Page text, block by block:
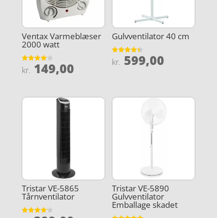
Ventax Varmeblæser
2000 watt
Vurderet
4
kr. 149,00
Gulvventilator 40 cm
Vurderet
4.4
kr. 599,00
Tristar VE-5865
Tårnventilator
Tristar VE-5890
Gulvventilator
Emballage skadet